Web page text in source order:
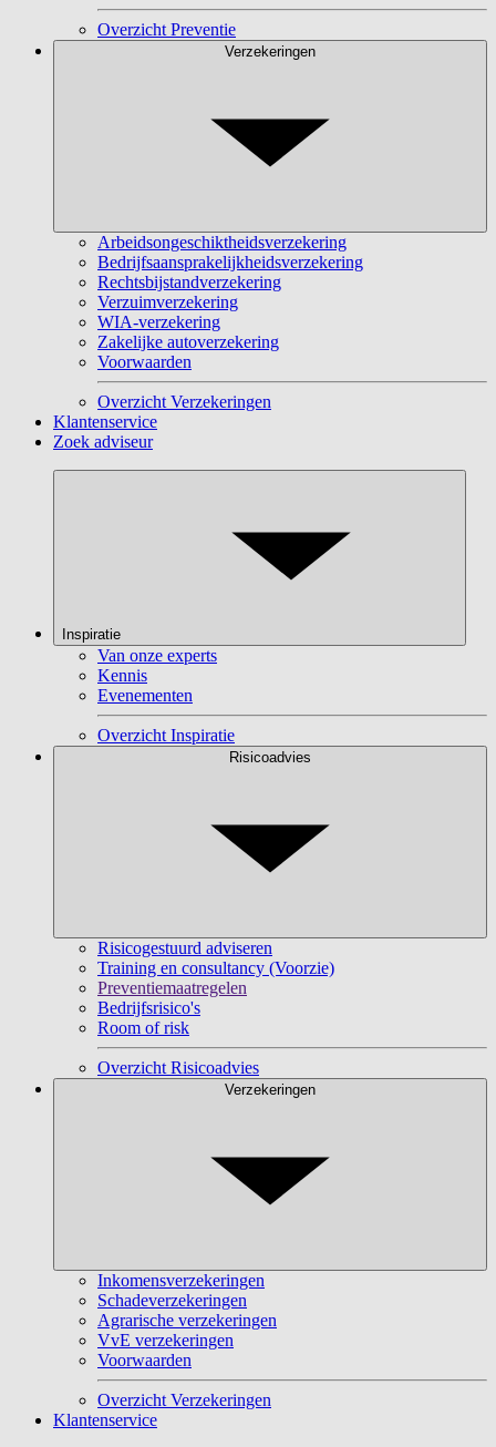
Overzicht Preventie
Verzekeringen
Arbeidsongeschiktheidsverzekering
Bedrijfsaansprakelijkheidsverzekering
Rechtsbijstandverzekering
Verzuimverzekering
WIA-verzekering
Zakelijke autoverzekering
Voorwaarden
Overzicht Verzekeringen
Klantenservice
Zoek adviseur
Inspiratie
Van onze experts
Kennis
Evenementen
Overzicht Inspiratie
Risicoadvies
Risicogestuurd adviseren
Training en consultancy (Voorzie)
Preventiemaatregelen
Bedrijfsrisico's
Room of risk
Overzicht Risicoadvies
Verzekeringen
Inkomensverzekeringen
Schadeverzekeringen
Agrarische verzekeringen
VvE verzekeringen
Voorwaarden
Overzicht Verzekeringen
Klantenservice